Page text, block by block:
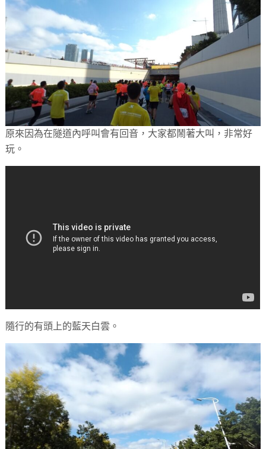
原來因為在隧道內呼叫會有回音，大家都鬧著大叫，非常好
玩。
隨行的有頭上的藍天白雲。